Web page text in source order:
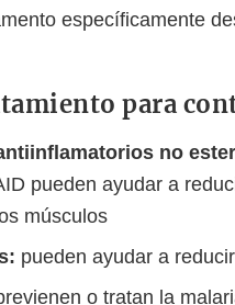
específicamente
para
no
pueden ayudar a
músculos
pueden ayudar a
o tratan la